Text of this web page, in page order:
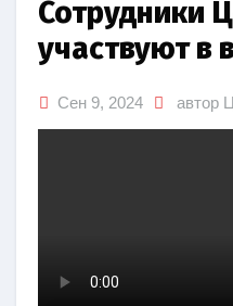
Сотрудники
участвуют в
Сен 9, 2024 автор